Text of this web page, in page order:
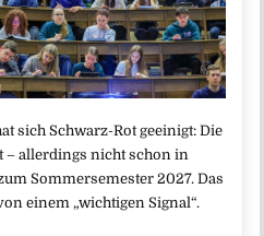
sich Schwarz-Rot geeinigt: Die
– allerdings nicht schon in
Sommersemester 2027. Das
einem „wichtigen Signal“.